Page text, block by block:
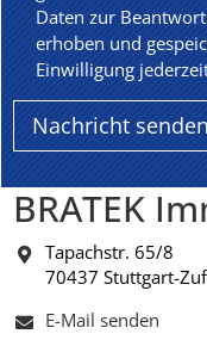
Daten zur
erhoben und
Einwilligung
BRATEK
Tapachstr. 65/8
70437 Stuttgart-
E-Mail senden